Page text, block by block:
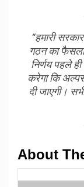
“हमारी
गठन का फैसला
निर्णय पहले
करेगा कि
दी जाएगी।
About